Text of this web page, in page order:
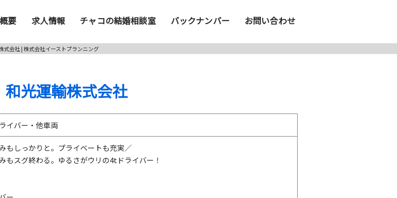
要 求人情報 チャコの結婚相談室 バックナンバー お問い合わせ
式会社 | 株式会社イーストプランニング
和光運輸株式会社
イバー・他車両
もしっかりと。プライベートも充実／
もスグ終わる。ゆるさがウリの4tドライバー！